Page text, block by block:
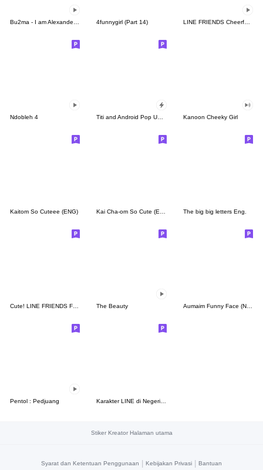
Bu2ma - I am Alexander 02 4funnygirl (Part 14) LINE FRIENDS Cheerful Winter Days
Ndobleh 4 Kanoon Cheeky Girl
Kaitom So Cuteee (ENG) The big big letters Eng.
Cute! LINE FRIENDS For Arranging The Beauty Aumaim Funny Face (No Text)
Pentol : Pedjuang
Stiker Kreator Halaman utama
Syarat dan Ketentuan Penggunaan | Kebijakan Privasi | Bantuan